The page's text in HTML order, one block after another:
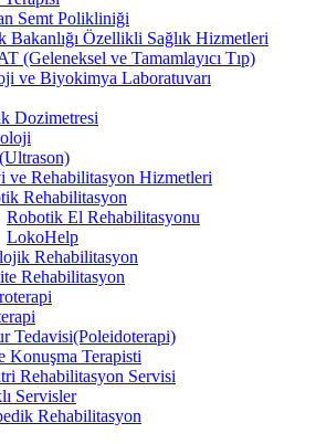
Semt Polikliniği
Bakanlığı Özellikli Sağlık Hizmetleri
(Geleneksel ve Tamamlayıcı Tıp)
ve Biyokimya Laboratuvarı
Dozimetresi
ve Rehabilitasyon Hizmetleri
Rehabilitasyon
Robotik El Rehabilitasyonu
LokoHelp
Rehabilitasyon
Rehabilitasyon
Tedavisi(Poleidoterapi)
Konuşma Terapisti
Rehabilitasyon Servisi
Servisler
Rehabilitasyon